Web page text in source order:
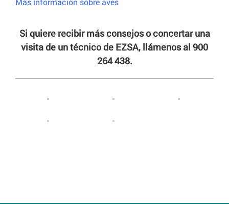
Si quiere recibir más consejos o concertar una
visita de un técnico de EZSA, llámenos al 900
264 438.